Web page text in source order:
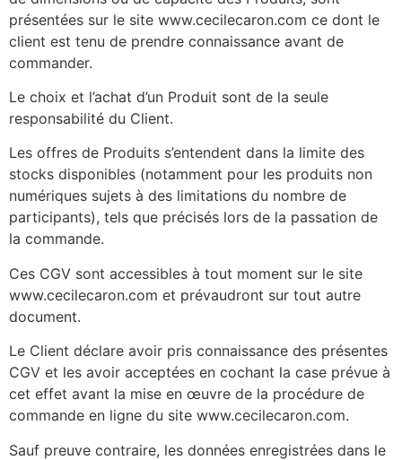
présentées sur le site www.cecilecaron.com ce dont le
client est tenu de prendre connaissance avant de
commander.
Le choix et l’achat d’un Produit sont de la seule
responsabilité du Client.
Les offres de Produits s’entendent dans la limite des
stocks disponibles (notamment pour les produits non
numériques sujets à des limitations du nombre de
participants), tels que précisés lors de la passation de
la commande.
Ces CGV sont accessibles à tout moment sur le site
www.cecilecaron.com et prévaudront sur tout autre
document.
Le Client déclare avoir pris connaissance des présentes
CGV et les avoir acceptées en cochant la case prévue à
cet effet avant la mise en œuvre de la procédure de
commande en ligne du site www.cecilecaron.com.
Sauf preuve contraire, les données enregistrées dans le